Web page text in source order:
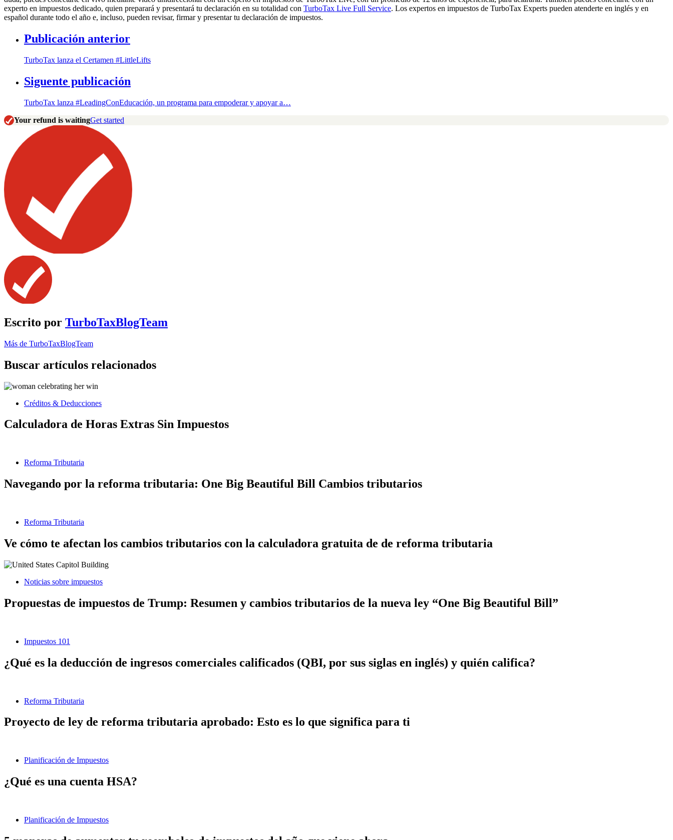
experto en impuestos dedicado, quien preparará y presentará tu declaración en su totalidad con TurboTax Live Full Service. Los expertos en impuestos de TurboTax Experts pueden atenderte en inglés y en
español durante todo el año e, incluso, pueden revisar, firmar y presentar tu declaración de impuestos.
Publicación anterior
TurboTax lanza el Certamen #LittleLifts
Siguente publicación
TurboTax lanza #LeadingConEducación, un programa para empoderar y apoyar a…
Your refund is waitingGet started
Escrito por TurboTaxBlogTeam
Más de TurboTaxBlogTeam
Buscar artículos relacionados
Créditos & Deducciones
Calculadora de Horas Extras Sin Impuestos
Reforma Tributaria
Navegando por la reforma tributaria: One Big Beautiful Bill Cambios tributarios
Reforma Tributaria
Ve cómo te afectan los cambios tributarios con la calculadora gratuita de de reforma tributaria
Noticias sobre impuestos
Propuestas de impuestos de Trump: Resumen y cambios tributarios de la nueva ley “One Big Beautiful Bill”
Impuestos 101
¿Qué es la deducción de ingresos comerciales calificados (QBI, por sus siglas en inglés) y quién califica?
Reforma Tributaria
Proyecto de ley de reforma tributaria aprobado: Esto es lo que significa para ti
Planificación de Impuestos
¿Qué es una cuenta HSA?
Planificación de Impuestos